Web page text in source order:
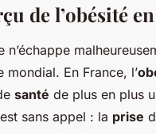
de l’obésité
n’échappe
mondial. En France, l’
santé de plus en plus
sans appel : la prise